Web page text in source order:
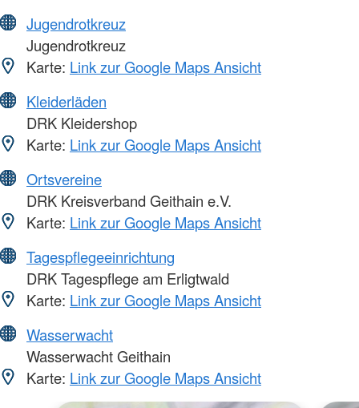
Jugendrotkreuz
Jugendrotkreuz
Karte: Link zur Google Maps Ansicht
Kleiderläden
DRK Kleidershop
Karte: Link zur Google Maps Ansicht
Ortsvereine
DRK Kreisverband Geithain e.V.
Karte: Link zur Google Maps Ansicht
Tagespflegeeinrichtung
DRK Tagespflege am Erligtwald
Karte: Link zur Google Maps Ansicht
Wasserwacht
Wasserwacht Geithain
Karte: Link zur Google Maps Ansicht